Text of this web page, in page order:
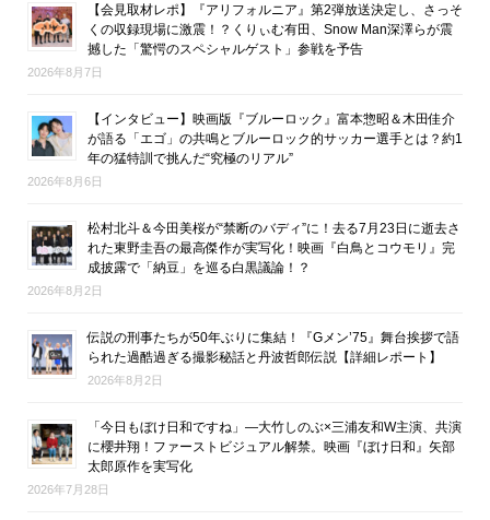
【会見取材レポ】『アリフォルニア』第2弾放送決定し、さっそ
くの収録現場に激震！？くりぃむ有田、Snow Man深澤らが震
撼した「驚愕のスペシャルゲスト」参戦を予告
2026年8月7日
【インタビュー】映画版『ブルーロック』富本惣昭＆木田佳介
が語る「エゴ」の共鳴とブルーロック的サッカー選手とは？約1
年の猛特訓で挑んだ“究極のリアル”
2026年8月6日
松村北斗＆今田美桜が“禁断のバディ”に！去る7月23日に逝去さ
れた東野圭吾の最高傑作が実写化！映画『白鳥とコウモリ』完
成披露で「納豆」を巡る白黒議論！？
2026年8月2日
伝説の刑事たちが50年ぶりに集結！『Gメン’75』舞台挨拶で語
られた過酷過ぎる撮影秘話と丹波哲郎伝説【詳細レポート】
2026年8月2日
「今日もぼけ日和ですね」―大竹しのぶ×三浦友和W主演、共演
に櫻井翔！ファーストビジュアル解禁。映画『ぼけ日和』矢部
太郎原作を実写化
2026年7月28日